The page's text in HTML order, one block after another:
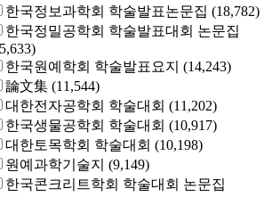
한국정보과학회 학술발표논문집 (18,782)
한국정밀공학회 학술발표대회 논문집
한국원예학회 학술발표요지 (14,243)
論文集 (11,544)
대한전자공학회 학술대회 (11,202)
한국생물공학회 학술대회 (10,917)
대한토목학회 학술대회 (10,198)
원예과학기술지 (9,149)
한국콘크리트학회 학술대회 논문집